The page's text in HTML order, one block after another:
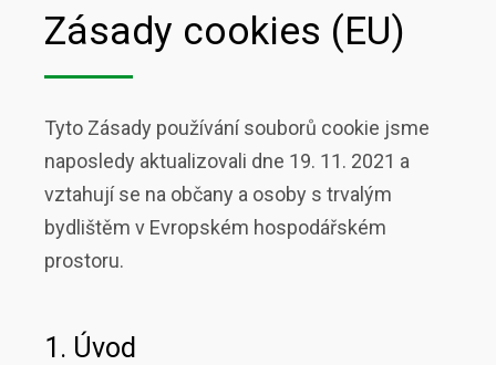
Zásady cookies (EU)
Tyto Zásady používání souborů cookie jsme
naposledy aktualizovali dne 19. 11. 2021 a
vztahují se na občany a osoby s trvalým
bydlištěm v Evropském hospodářském
prostoru.
1. Úvod